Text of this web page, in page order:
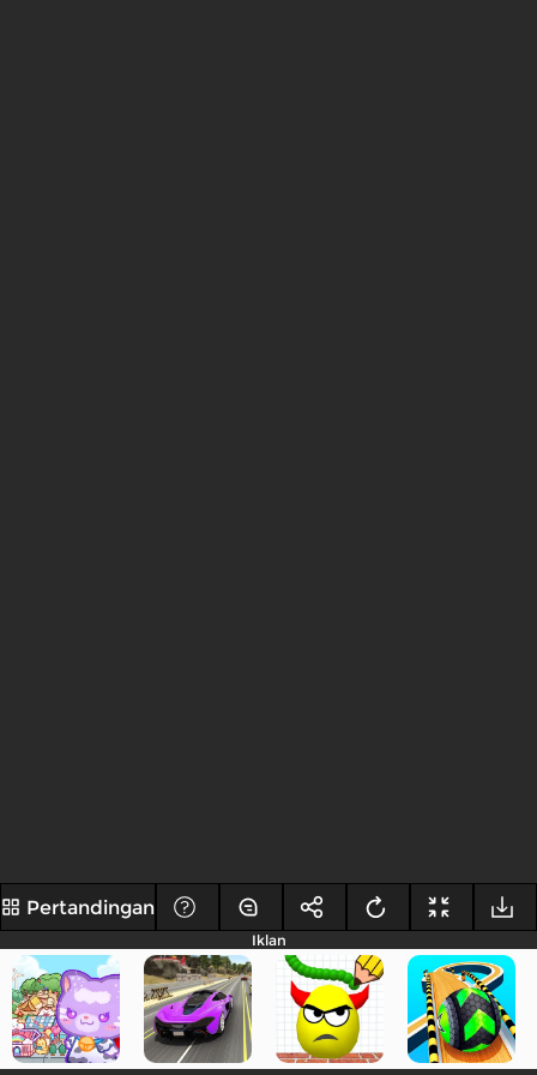
Pertandingan
Iklan